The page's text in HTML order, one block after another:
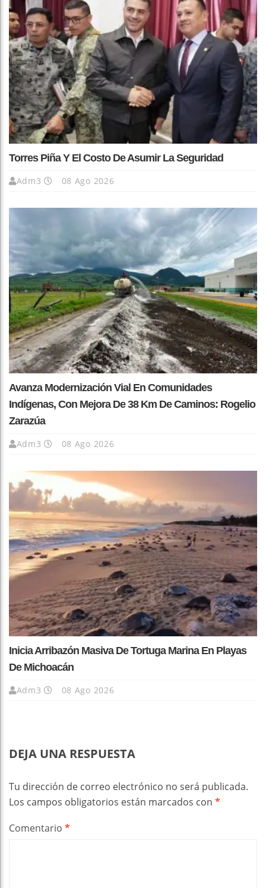
Torres Piña Y El Costo De Asumir La Seguridad
Adm3 08 Ago 2026
Avanza Modernización Vial En Comunidades
Indígenas, Con Mejora De 38 Km De Caminos: Rogelio
Zarazúa
Adm3 08 Ago 2026
Inicia Arribazón Masiva De Tortuga Marina En Playas
De Michoacán
Adm3 08 Ago 2026
DEJA UNA RESPUESTA
Tu dirección de correo electrónico no será publicada.
Los campos obligatorios están marcados con *
Comentario *